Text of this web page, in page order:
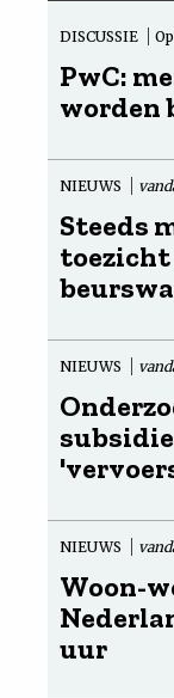
DISCUSSIE
PwC:
worden
NIEUWS
Steeds
toezicht
NIEUWS
NIEUWS
Woon-
uur